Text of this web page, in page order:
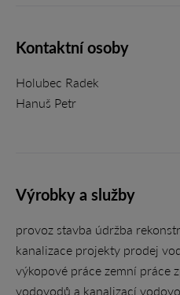
Kontaktní osoby
Holubec Radek
Hanuš Petr
Výrobky a služby
provoz stavba údržba
kanalizace projekty prodej
výkopové práce zemní práce
vodovodů a kanalizací